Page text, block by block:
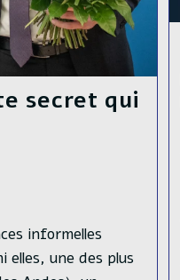
secret qui
informelles
elles, une des plus